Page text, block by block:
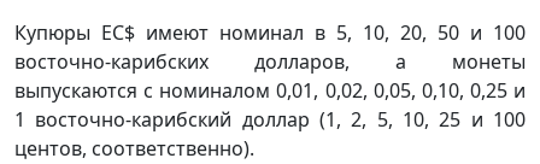
Купюры EC$ имеют номинал в 5, 10, 20, 50 и 100
восточно-карибских долларов, а монеты
выпускаются с номиналом 0,01, 0,02, 0,05, 0,10, 0,25 и
1 восточно-карибский доллар (1, 2, 5, 10, 25 и 100
центов, соответственно).